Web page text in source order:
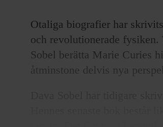
Otaliga biografier har
och revolutionerade
Sobel berätta Marie Curies
åtminstone delvis nya